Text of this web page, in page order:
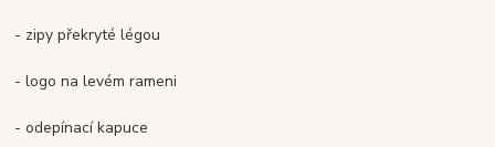
- zipy překryté légou
- logo na levém rameni
- odepínací kapuce